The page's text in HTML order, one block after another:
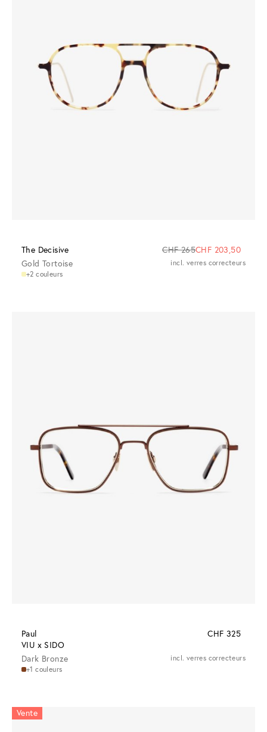
The Decisive CHF 265CHF 203,50
Gold Tortoise
+2 couleurs
incl. verres correcteurs
Paul
VIU x SIDO
CHF 325
Dark Bronze
+1 couleurs
incl. verres correcteurs
Vente